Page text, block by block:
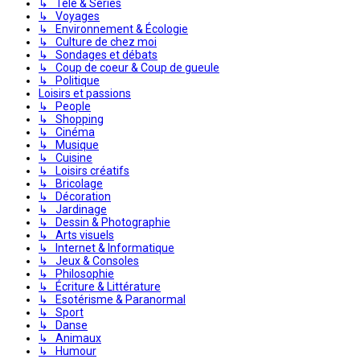
↳ Télé & Séries
↳ Voyages
↳ Environnement & Écologie
↳ Culture de chez moi
↳ Sondages et débats
↳ Coup de coeur & Coup de gueule
↳ Politique
Loisirs et passions
↳ People
↳ Shopping
↳ Cinéma
↳ Musique
↳ Cuisine
↳ Loisirs créatifs
↳ Bricolage
↳ Décoration
↳ Jardinage
↳ Dessin & Photographie
↳ Arts visuels
↳ Internet & Informatique
↳ Jeux & Consoles
↳ Philosophie
↳ Écriture & Littérature
↳ Esotérisme & Paranormal
↳ Sport
↳ Danse
↳ Animaux
↳ Humour